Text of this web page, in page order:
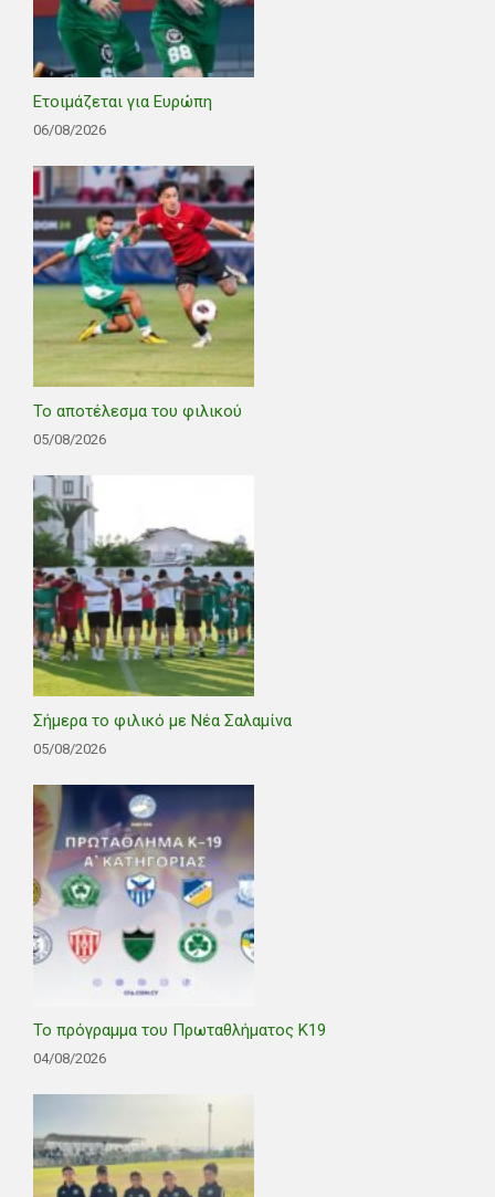
Ετοιμάζεται για Ευρώπη
06/08/2026
Το αποτέλεσμα του φιλικού
05/08/2026
Σήμερα το φιλικό με Νέα Σαλαμίνα
05/08/2026
Το πρόγραμμα του Πρωταθλήματος Κ19
04/08/2026